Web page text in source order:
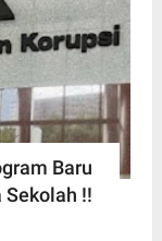
Baru
Sekolah !!